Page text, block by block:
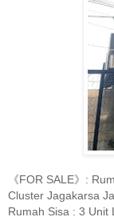
《FOR SALE》:
Cluster Jagakarsa
Rumah Sisa : 3